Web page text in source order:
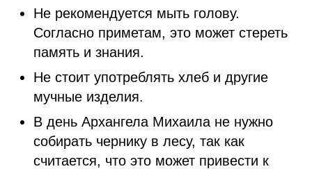
Не рекомендуется мыть голову.
Согласно приметам, это может стереть
память и знания.
Не стоит употреблять хлеб и другие
мучные изделия.
В день Архангела Михаила не нужно
собирать чернику в лесу, так как
считается, что это может привести к